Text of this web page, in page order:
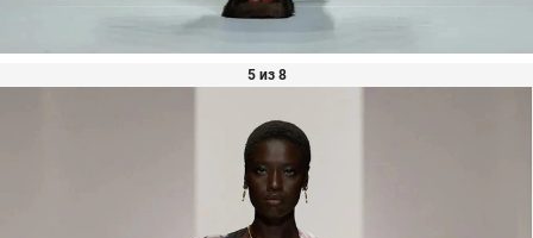
5 из 8